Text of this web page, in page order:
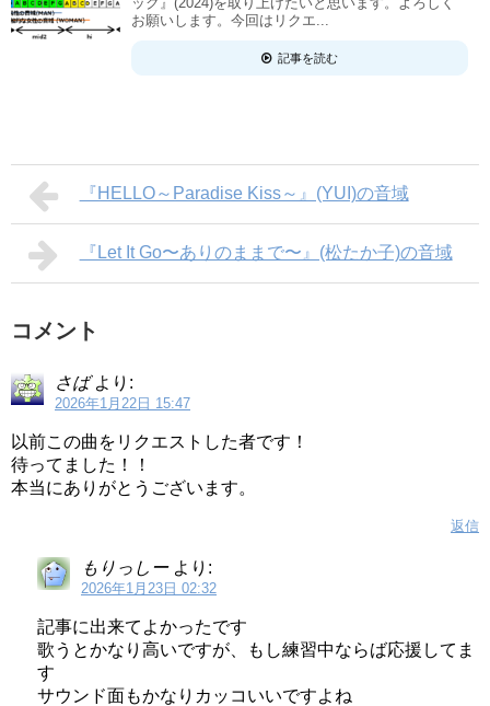
お願いします。今回はリクエ...
記事を読む
『HELLO～Paradise Kiss～』(YUI)の音域
『Let It Go〜ありのままで〜』(松たか子)の音域
コメント
さば より:
2026年1月22日 15:47
以前この曲をリクエストした者です！
待ってました！！
本当にありがとうございます。
返信
もりっしー より:
2026年1月23日 02:32
記事に出来てよかったです
歌うとかなり高いですが、もし練習中ならば応援してま
す
サウンド面もかなりカッコいいですよね